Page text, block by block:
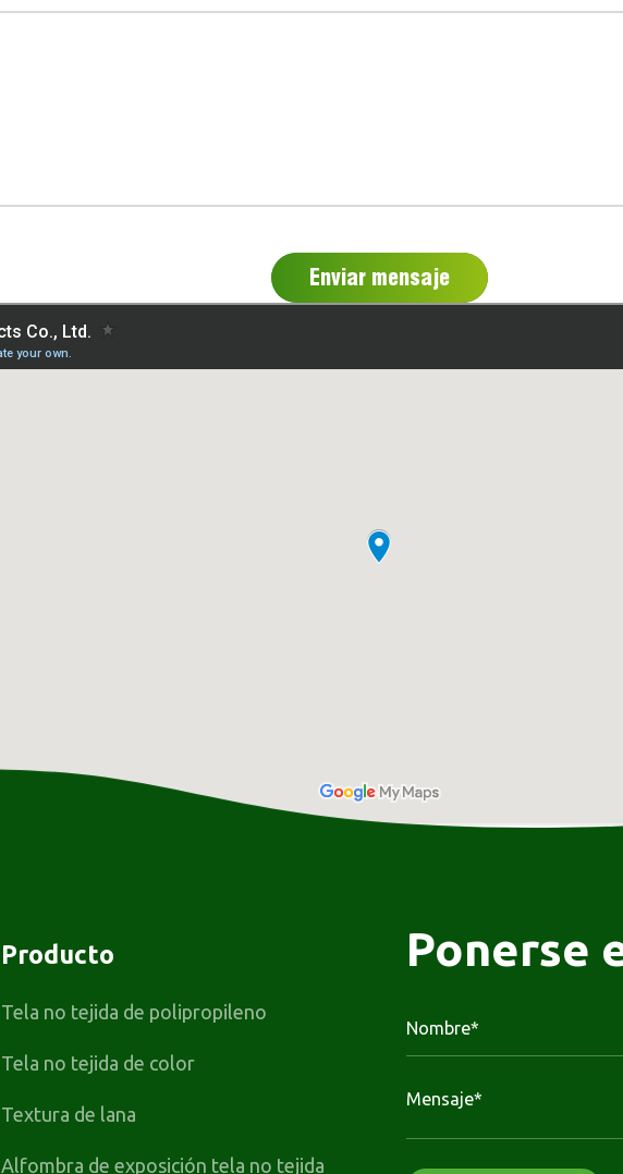
Enviar mensaje
Producto
Tela no tejida de polipropileno
Tela no tejida de color
Textura de lana
Alfombra de exposición tela no tejida
Ponerse